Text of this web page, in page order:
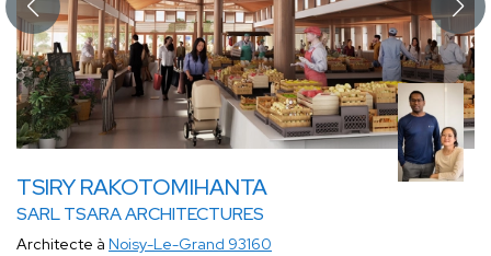
TSIRY RAKOTOMIHANTA
SARL TSARA ARCHITECTURES
Architecte à Noisy-Le-Grand 93160